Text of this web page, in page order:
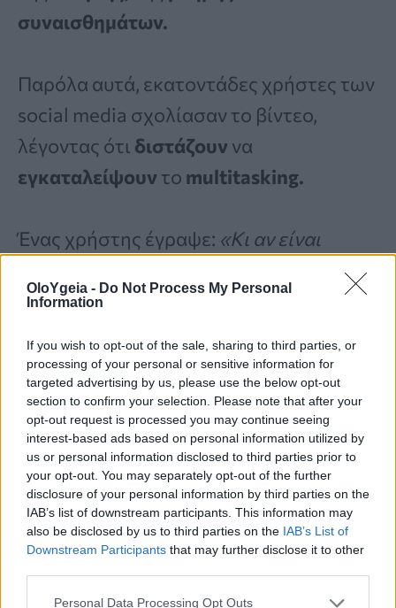
OloYgeia - Do Not Process My Personal
Information
If you wish to opt-out of the sale, sharing to third parties, or
processing of your personal or sensitive information for
targeted advertising by us, please use the below opt-out
section to confirm your selection. Please note that after your
opt-out request is processed you may continue seeing
interest-based ads based on personal information utilized by
us or personal information disclosed to third parties prior to
your opt-out. You may separately opt-out of the further
disclosure of your personal information by third parties on the
IAB’s list of downstream participants. This information may
also be disclosed by us to third parties on the IAB’s List of
Downstream Participants that may further disclose it to other
Personal Data Processing Opt Outs
συναισθημάτων.
Παρόλα αυτά, εκατοντάδες χρήστες των
social media σχολίασαν το βίντεο,
λέγοντας ότι διστάζουν να
εγκαταλείψουν το multitasking.
Ένας χρήστης έγραψε: «Κι αν είναι
multitasking αυτό που απολαμβάνεις;
Μου αρέσει να χρωματίζω ενώ βλέπω
καθαρίζω».
Από την άλλη, κάποιος άλλος είπε πως
έχει«σταματήσει το multitasking όταν
μαγειρεύει», τώρα«ετοιμάζει αργά όλα
τα υλικά» και «ένιωσε τεράστια
διαφορά».